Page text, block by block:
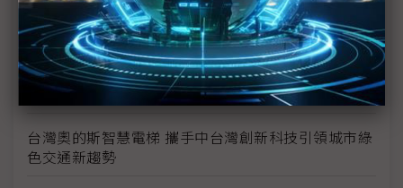
英飛凌推出HybridPACK Drive G2 Fusion 將矽和碳化
矽結合至電動汽車先進電源模組中
英飛凌加強與供應商在二氧化碳減排目標的合作並頒
發「綠色環保獎」
台灣奧的斯智慧電梯 攜手中台灣創新科技引領城市綠
色交通新趨勢